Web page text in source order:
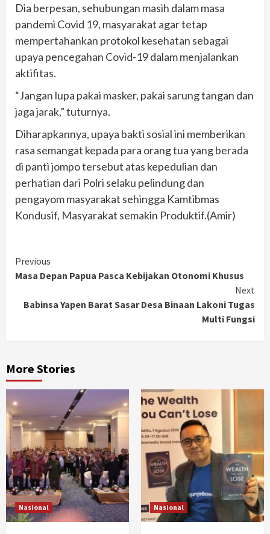
Dia berpesan, sehubungan masih dalam masa
pandemi Covid 19, masyarakat agar tetap
mempertahankan protokol kesehatan sebagai
upaya pencegahan Covid-19 dalam menjalankan
aktifitas.
“Jangan lupa pakai masker, pakai sarung tangan dan
jaga jarak,” tuturnya.
Diharapkannya, upaya bakti sosial ini memberikan
rasa semangat kepada para orang tua yang berada
di panti jompo tersebut atas kepedulian dan
perhatian dari Polri selaku pelindung dan
pengayom masyarakat sehingga Kamtibmas
Kondusif, Masyarakat semakin Produktif.(Amir)
Continue
Reading
Previous
Masa Depan Papua Pasca Kebijakan Otonomi Khusus
Next
Babinsa Yapen Barat Sasar Desa Binaan Lakoni Tugas
Multi Fungsi
More Stories
Nasional Nasional